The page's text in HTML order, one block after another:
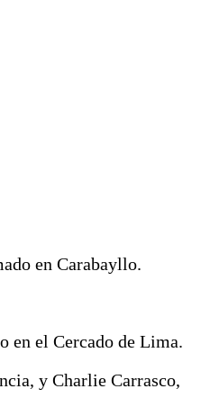
en Carabayllo.
en el Cercado de Lima.
y Charlie Carrasco,